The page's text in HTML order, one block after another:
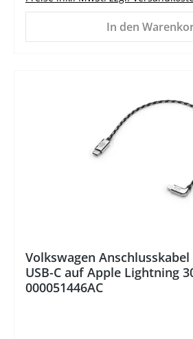
In den
Volkswagen Anschlusskabel
USB-C auf Apple Lightning
000051446AC